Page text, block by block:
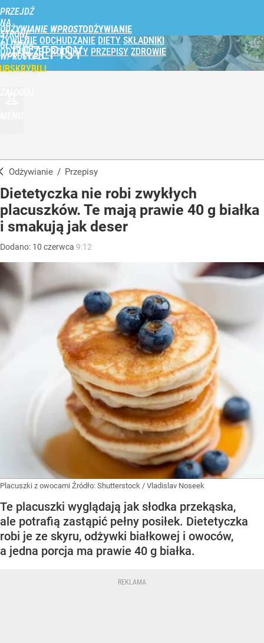
PRZEJDŹ
NA
STRONĘ
GŁÓWNĄ
WPROST.PL
ODŻYWIANIE WPROST
ŻYWIENIE ODCHUDZANIE DIETY SKŁADNIKI
ODŻYWCZE PRODUKTY PRZEPISY ZDROWIE
PRZEPISY
Odżywianie / Przepisy
Dietetyczka nie robi zwykłych
placuszków. Te mają prawie 40 g białka
i smakują jak deser
Dodano: 10 czerwca 9:12
Placuszki z owocami Źródło: Shutterstock / Vladislav Noseek
Te placuszki wyglądają jak słodka przekąska,
ale potrafią zastąpić pełny posiłek. Dietetyczka
robi je ze skyru, odżywki białkowej i owoców,
a jedna porcja ma prawie 40 g białka.